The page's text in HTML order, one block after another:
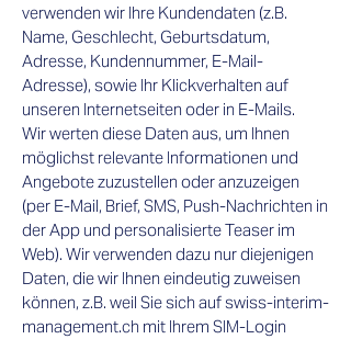
verwenden wir Ihre Kundendaten (z.B.
Name, Geschlecht, Geburtsdatum,
Adresse, Kundennummer, E-Mail-
Adresse), sowie Ihr Klickverhalten auf
unseren Internetseiten oder in E-Mails.
Wir werten diese Daten aus, um Ihnen
möglichst relevante Informationen und
Angebote zuzustellen oder anzuzeigen
(per E-Mail, Brief, SMS, Push-Nachrichten in
der App und personalisierte Teaser im
Web). Wir verwenden dazu nur diejenigen
Daten, die wir Ihnen eindeutig zuweisen
können, z.B. weil Sie sich auf swiss-interim-
management.ch mit Ihrem SIM-Login